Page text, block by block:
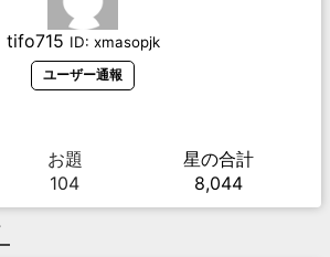
tifo715 ID: xmasopjk
ユーザー通報
お題
104
星の合計
8,044